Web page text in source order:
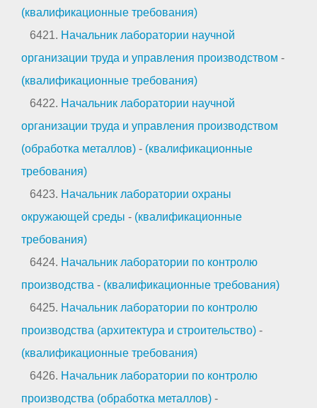
(квалификационные требования)
6421. Начальник лаборатории научной
организации труда и управления производством -
(квалификационные требования)
6422. Начальник лаборатории научной
организации труда и управления производством
(обработка металлов) - (квалификационные
требования)
6423. Начальник лаборатории охраны
окружающей среды - (квалификационные
требования)
6424. Начальник лаборатории по контролю
производства - (квалификационные требования)
6425. Начальник лаборатории по контролю
производства (архитектура и строительство) -
(квалификационные требования)
6426. Начальник лаборатории по контролю
производства (обработка металлов) -